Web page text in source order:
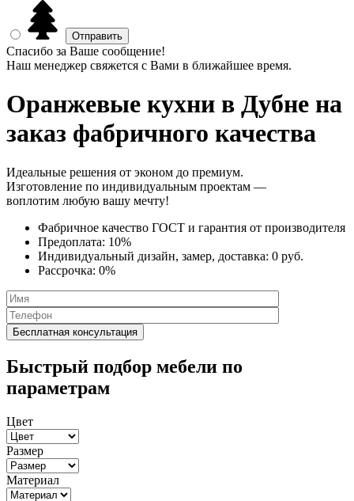
Спасибо за Ваше сообщение!
Наш менеджер свяжется с Вами в ближайшее время.
Оранжевые кухни в Дубне на
заказ фабричного качества
Идеальные решения от эконом до премиум.
Изготовление по индивидуальным проектам —
воплотим любую вашу мечту!
Фабричное качество ГОСТ и гарантия от производителя
Предоплата: 10%
Индивидуальный дизайн, замер, доставка: 0 руб.
Рассрочка: 0%
Быстрый подбор мебели по
параметрам
Цвет
Размер
Материал